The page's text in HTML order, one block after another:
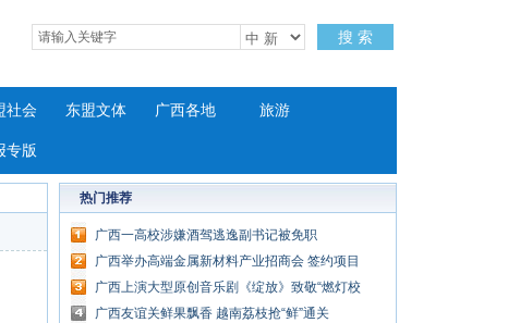
搜 索
社会 东盟文体 广西各地 旅游
专版
热门推荐
广西一高校涉嫌酒驾逃逸副书记被免职
广西举办高端金属新材料产业招商会 签约项目
总投资额156亿元
广西上演大型原创音乐剧《绽放》致敬“燃灯校
长”
广西友谊关鲜果飘香 越南荔枝抢“鲜”通关